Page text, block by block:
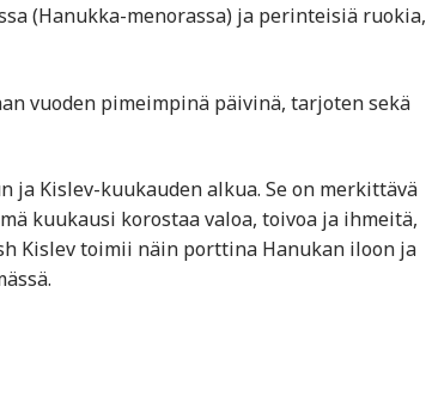
(Hanukka-menorassa) ja perinteisiä ruokia,
vuoden pimeimpinä päivinä, tarjoten sekä
ja Kislev-kuukauden alkua. Se on merkittävä
kuukausi korostaa valoa, toivoa ja ihmeitä,
Kislev toimii näin porttina Hanukan iloon ja